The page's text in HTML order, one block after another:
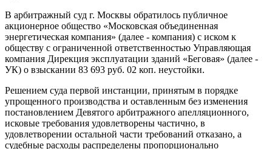
В арбитражный суд г. Москвы обратилось публичное
акционерное общество «Московская объединенная
энергетическая компания» (далее - компания) с иском к
обществу с ограниченной ответственностью Управляющая
компания Дирекция эксплуатации зданий «Беговая» (далее -
УК) о взыскании 83 693 руб. 02 коп. неустойки.
Решением суда первой инстанции, принятым в порядке
упрощенного производства и оставленным без изменения
постановлением Девятого арбитражного апелляционного,
исковые требования удовлетворены частично, в
удовлетворении остальной части требований отказано, а
судебные расходы распределены пропорционально